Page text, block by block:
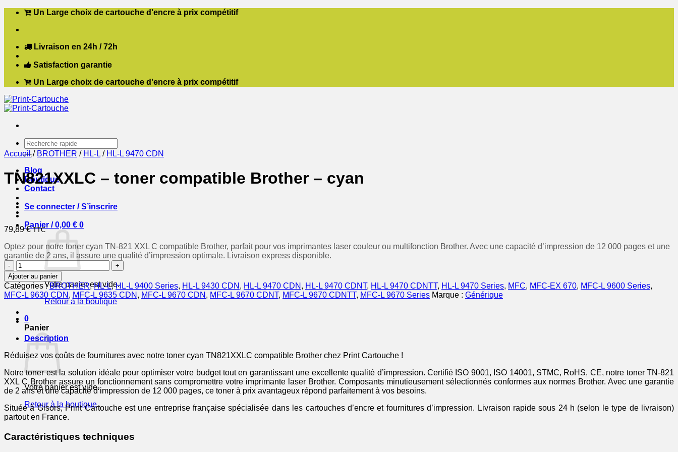
Passer
contenu
Un Large choix de cartouche d'encre à prix compétitif
Livraison en 24h / 72h
Satisfaction garantie
Un Large choix de cartouche d'encre à prix compétitif
Recherche
pour :
Blog
Boutique
Contact
Se connecter / S’inscrire
Panier /0,00 € 0
Votre panier est vide.
Retour à la boutique
0
Panier
Votre panier est vide.
Retour à la boutique
Accueil / BROTHER / HL-L / HL-L 9470 CDN
TN821XXLC – toner compatible Brother – cyan
79,89€ TTC
Optez pour notre toner cyan TN-821 XXL C compatible Brother, parfait pour vos imprimantes laser couleur ou multifonction Brother. Avec une capacité d’impression de 12 000 pages et une
garantie de 2 ans, il assure une qualité d’impression optimale. Livraison express disponible.
quantité
de
TN821XXLC
-
toner
compatible
Brother
cyan
Ajouter au panier
Catégories :BROTHER,HL-L,HL-L 9400 Series, HL-L 9430 CDN , HL-L 9470 CDN , HL-L 9470 CDNT, HL-L 9470 CDNTT, HL-L 9470 Series, MFC, MFC-EX 670, MFC-L 9600 Series,
MFC-L 9630 CDN , MFC-L 9635 CDN , MFC-L 9670 CDN , MFC-L 9670 CDNT, MFC-L 9670 CDNTT, MFC-L 9670 Series Marque : Générique
Description
Réduisez vos coûts de fournitures avec notre toner cyan TN821XXLC compatible Brother chez Print Cartouche !
Notre toner est la solution idéale pour optimiser votre budget tout en garantissant une excellente qualité d’impression. Certifié ISO 9001, ISO 14001, STMC, RoHS, CE, notre toner TN-821
XXL C Brother assure un fonctionnement sans compromettre votre imprimante laser Brother. Composants minutieusement sélectionnés conformes aux normes Brother. Avec une garantie
de 2 ans et une capacité d’impression de 12 000 pages, ce toner à prix avantageux répond parfaitement à vos besoins.
Située à Gisors, Print Cartouche est une entreprise française spécialisée dans les cartouches d’encre et fournitures d’impression. Livraison rapide sous 24 h (selon le type de livraison)
partout en France.
Caractéristiques techniques